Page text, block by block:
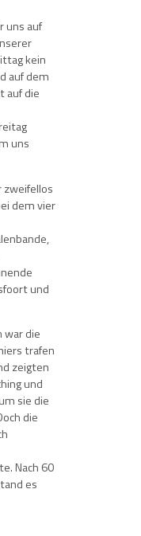
uns auf
kein
auf dem
auf die
uns
zweifellos
dem vier
und
war die
trafen
zeigten
und
sie die
die
Nach 60
es